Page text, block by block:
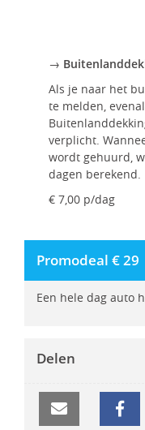
→
Als je naar het
te melden,
verplicht.
wordt gehuurd,
dagen berekend.
€ 7,00 p/dag
Promodeal € 29
Een hele dag auto
Delen